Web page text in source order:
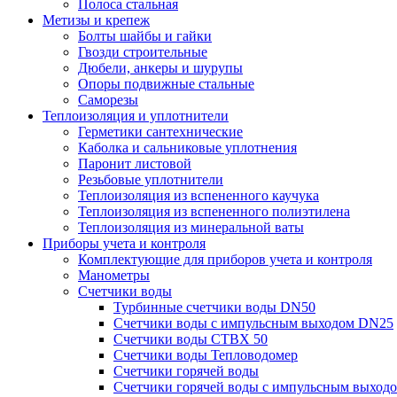
Полоса стальная
Метизы и крепеж
Болты шайбы и гайки
Гвозди строительные
Дюбели, анкеры и шурупы
Опоры подвижные стальные
Саморезы
Теплоизоляция и уплотнители
Герметики сантехнические
Каболка и сальниковые уплотнения
Паронит листовой
Резьбовые уплотнители
Теплоизоляция из вспененного каучука
Теплоизоляция из вспененного полиэтилена
Теплоизоляция из минеральной ваты
Приборы учета и контроля
Комплектующие для приборов учета и контроля
Манометры
Счетчики воды
Турбинные счетчики воды DN50
Счетчики воды с импульсным выходом DN25
Счетчики воды СТВХ 50
Счетчики воды Тепловодомер
Счетчики горячей воды
Счетчики горячей воды с импульсным